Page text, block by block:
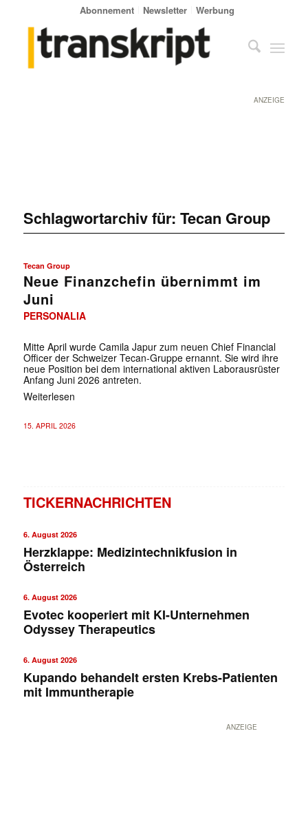
Abonnement Newsletter Werbung
ANZEIGE
Schlagwortarchiv für: Tecan Group
Tecan Group
Neue Finanzchefin übernimmt im
Juni
PERSONALIA
Mitte April wurde Camila Japur zum neuen Chief Financial
Officer der Schweizer Tecan-Gruppe ernannt. Sie wird ihre
neue Position bei dem international aktiven Laborausrüster
Anfang Juni 2026 antreten.
Weiterlesen
15. APRIL 2026
TICKERNACHRICHTEN
6. August 2026
Herzklappe: Medizintechnikfusion in
Österreich
6. August 2026
Evotec kooperiert mit KI-Unternehmen
Odyssey Therapeutics
6. August 2026
Kupando behandelt ersten Krebs-Patienten
mit Immuntherapie
ANZEIGE